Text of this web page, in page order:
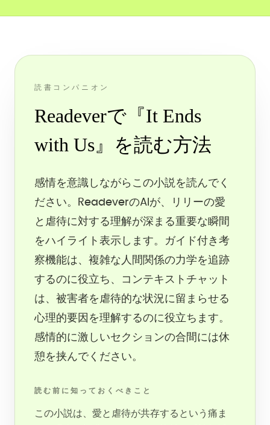
読書コンパニオン
Readeverで『It Ends
with Us』を読む方法
感情を意識しながらこの小説を読んでく
ださい。ReadeverのAIが、リリーの愛
と虐待に対する理解が深まる重要な瞬間
をハイライト表示します。ガイド付き考
察機能は、複雑な人間関係の力学を追跡
するのに役立ち、コンテキストチャット
は、被害者を虐待的な状況に留まらせる
心理的要因を理解するのに役立ちます。
感情的に激しいセクションの合間には休
憩を挟んでください。
読む前に知っておくべきこと
この小説は、愛と虐待が共存するという痛ま